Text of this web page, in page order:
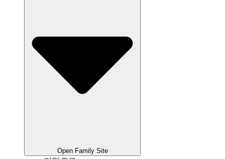
Open Family Site